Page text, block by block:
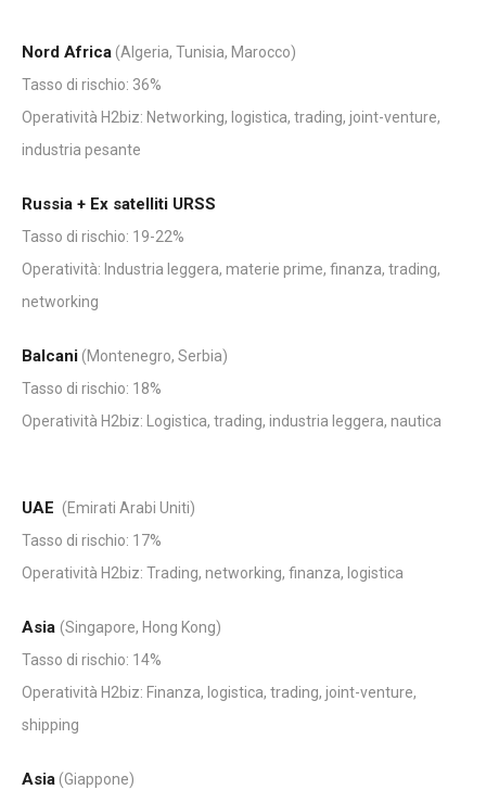
Nord Africa(Algeria, Tunisia, Marocco)
Tasso di rischio: 36%
Operatività H2biz: Networking, logistica, trading, joint-venture,
industria pesante
Russia + Ex satelliti URSS
Tasso di rischio: 19-22%
Operatività: Industria leggera, materie prime, finanza, trading,
networking
Balcani(Montenegro, Serbia)
Tasso di rischio: 18%
Operatività H2biz: Logistica, trading, industria leggera, nautica
UAE (Emirati Arabi Uniti)
Tasso di rischio: 17%
Operatività H2biz: Trading, networking, finanza, logistica
Asia (Singapore, Hong Kong)
Tasso di rischio: 14%
Operatività H2biz: Finanza, logistica, trading, joint-venture,
shipping
Asia(Giappone)